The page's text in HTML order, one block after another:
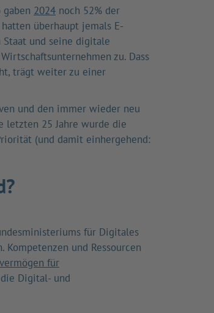
2024 noch 52% der
überhaupt jemals E-
und seine digitale
zu. Dass
trägt weiter zu einer
und den immer wieder neu
letzten 25 Jahre wurde die
(und damit einhergehend:
für Digitales
Kompetenzen und Ressourcen
für
Digital- und